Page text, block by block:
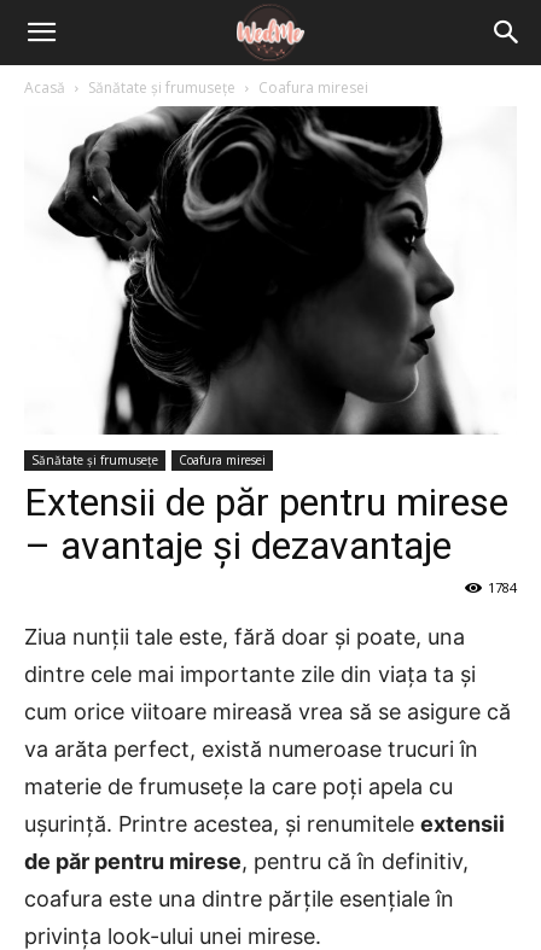
Acasă Sănătate și frumusețe Coafura miresei
Sănătate și frumusețe Coafura miresei
Extensii de păr pentru mirese
– avantaje și dezavantaje
1784
Ziua nunții tale este, fără doar și poate, una
dintre cele mai importante zile din viața ta și
cum orice viitoare mireasă vrea să se asigure că
va arăta perfect, există numeroase trucuri în
materie de frumusețe la care poți apela cu
ușurință. Printre acestea, și renumitele extensii
de păr pentru mirese, pentru că în definitiv,
coafura este una dintre părțile esențiale în
privința look-ului unei mirese.